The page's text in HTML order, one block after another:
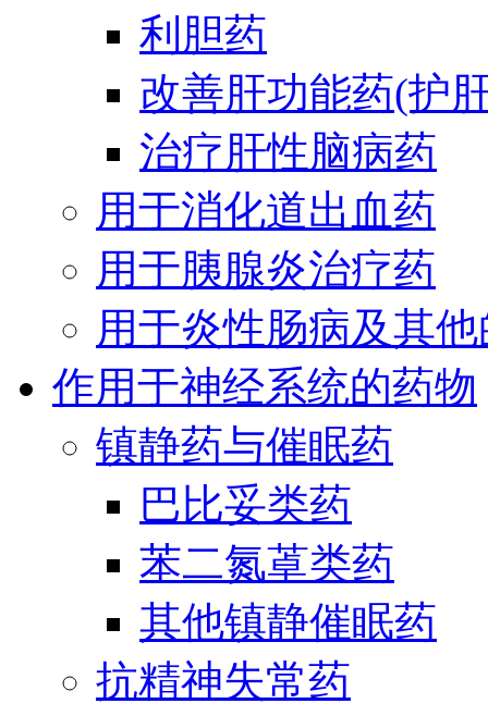
利胆药
改善肝功能药(护
治疗肝性脑病药
用于消化道出血药
用于胰腺炎治疗药
用于炎性肠病及其
作用于神经系统的药物
镇静药与催眠药
巴比妥类药
苯二氮䓬类药
其他镇静催眠药
抗精神失常药